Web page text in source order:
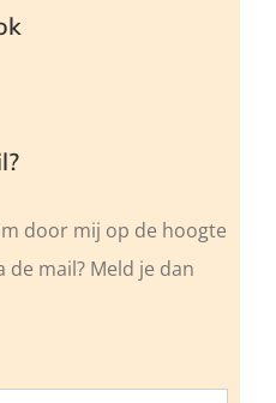
door mij op de hoogte
mail? Meld je dan